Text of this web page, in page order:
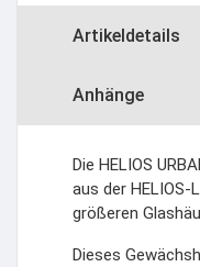
Artikeldetails
Anhänge
Die HELIOS
aus der HELIOS-
größeren
Dieses